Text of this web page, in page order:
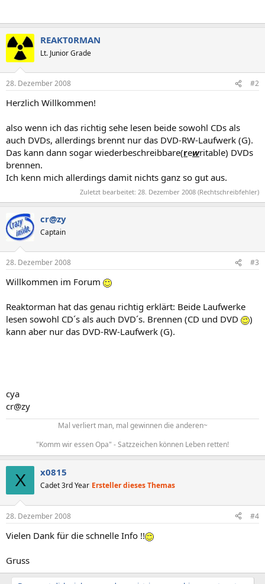
REAKT0RMAN
Lt. Junior Grade
28. Dezember 2008 #2
Herzlich Willkommen!
also wenn ich das richtig sehe lesen beide sowohl CDs als
auch DVDs, allerdings brennt nur das DVD-RW-Laufwerk (G).
Das kann dann sogar wiederbeschreibbare(rewritable) DVDs
brennen.
Ich kenn mich allerdings damit nichts ganz so gut aus.
Zuletzt bearbeitet: 28. Dezember 2008 (Rechtschreibfehler)
cr@zy
Captain
28. Dezember 2008 #3
Willkommen im Forum
Reaktorman hat das genau richtig erklärt: Beide Laufwerke
lesen sowohl CD´s als auch DVD´s. Brennen (CD und DVD
)
kann aber nur das DVD-RW-Laufwerk (G).
cya
cr@zy
Mal verliert man, mal gewinnen die anderen~
"Komm wir essen Opa" - Satzzeichen können Leben retten!​
X x0815
Cadet 3rd Year Ersteller dieses Themas
28. Dezember 2008 #4
Vielen Dank für die schnelle Info !!
Gruss